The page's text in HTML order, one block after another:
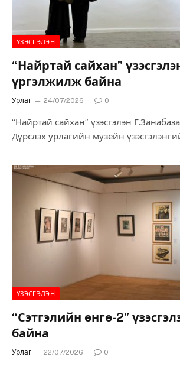
ҮЗЭСГЭЛЭН
“Найртай сайхан”
үргэлжилж байна
Урлаг 24/07/2026 0
“Найртай сайхан” үзэсгэлэн
Дүрслэх урлагийн музейн
хооронд үргэлжилнэ. “Найртай
ҮЗЭСГЭЛЭН
“Сэтгэлийн өнгө-2”
байна
Урлаг 22/07/2026 0